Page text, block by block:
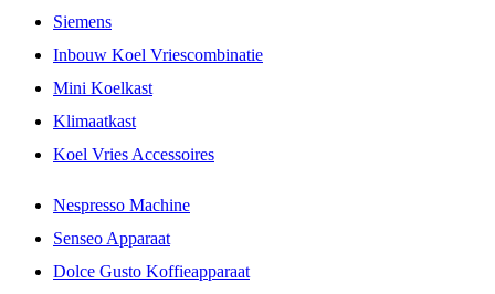
Siemens
Inbouw Koel Vriescombinatie
Mini Koelkast
Klimaatkast
Koel Vries Accessoires
Nespresso Machine
Senseo Apparaat
Dolce Gusto Koffieapparaat